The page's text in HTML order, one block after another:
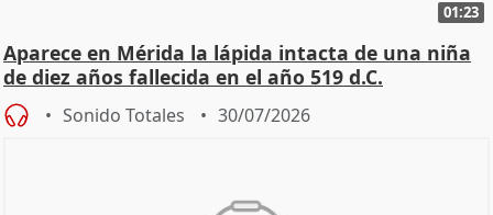
01:23
Aparece en Mérida la lápida intacta de una niña
de diez años fallecida en el año 519 d.C.
Sonido Totales 30/07/2026